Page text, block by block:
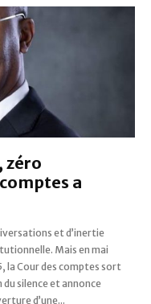
zéro
a
d’une...